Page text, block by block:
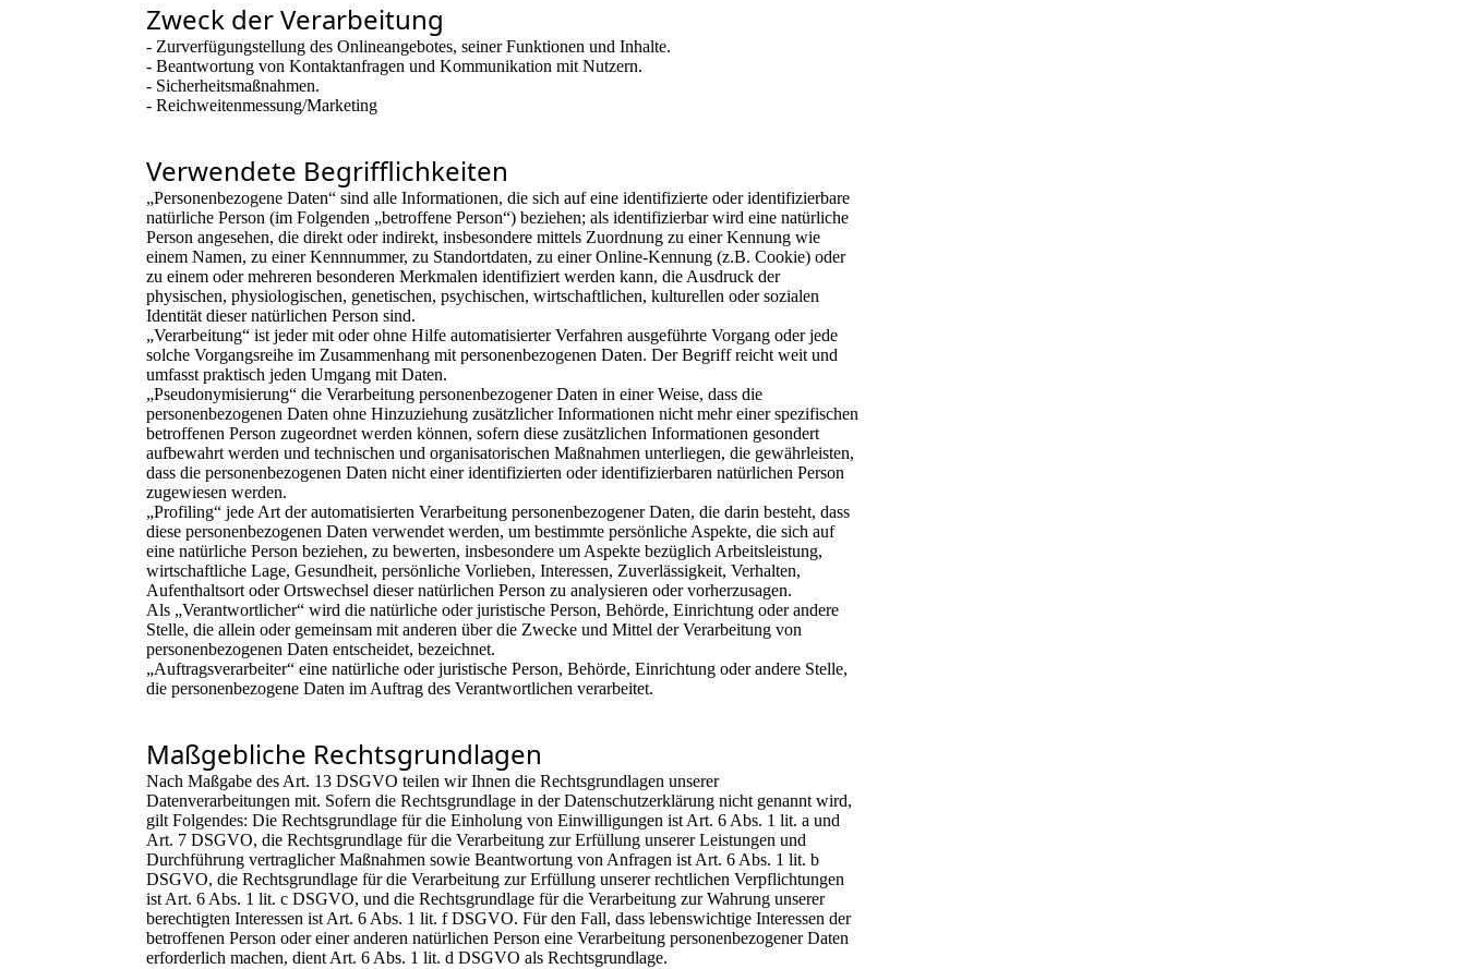
Zweck der Verarbeitung
- Zurverfügungstellung des Onlineangebotes, seiner Funktionen und Inhalte.
- Beantwortung von Kontaktanfragen und Kommunikation mit Nutzern.
- Sicherheitsmaßnahmen.
- Reichweitenmessung/Marketing
Verwendete Begrifflichkeiten
„Personenbezogene Daten“ sind alle Informationen, die sich auf eine identifizierte oder identifizierbare
natürliche Person (im Folgenden „betroffene Person“) beziehen; als identifizierbar wird eine natürliche
Person angesehen, die direkt oder indirekt, insbesondere mittels Zuordnung zu einer Kennung wie
einem Namen, zu einer Kennnummer, zu Standortdaten, zu einer Online-Kennung (z.B. Cookie) oder
zu einem oder mehreren besonderen Merkmalen identifiziert werden kann, die Ausdruck der
physischen, physiologischen, genetischen, psychischen, wirtschaftlichen, kulturellen oder sozialen
Identität dieser natürlichen Person sind.
„Verarbeitung“ ist jeder mit oder ohne Hilfe automatisierter Verfahren ausgeführte Vorgang oder jede
solche Vorgangsreihe im Zusammenhang mit personenbezogenen Daten. Der Begriff reicht weit und
umfasst praktisch jeden Umgang mit Daten.
„Pseudonymisierung“ die Verarbeitung personenbezogener Daten in einer Weise, dass die
personenbezogenen Daten ohne Hinzuziehung zusätzlicher Informationen nicht mehr einer spezifischen
betroffenen Person zugeordnet werden können, sofern diese zusätzlichen Informationen gesondert
aufbewahrt werden und technischen und organisatorischen Maßnahmen unterliegen, die gewährleisten,
dass die personenbezogenen Daten nicht einer identifizierten oder identifizierbaren natürlichen Person
zugewiesen werden.
„Profiling“ jede Art der automatisierten Verarbeitung personenbezogener Daten, die darin besteht, dass
diese personenbezogenen Daten verwendet werden, um bestimmte persönliche Aspekte, die sich auf
eine natürliche Person beziehen, zu bewerten, insbesondere um Aspekte bezüglich Arbeitsleistung,
wirtschaftliche Lage, Gesundheit, persönliche Vorlieben, Interessen, Zuverlässigkeit, Verhalten,
Aufenthaltsort oder Ortswechsel dieser natürlichen Person zu analysieren oder vorherzusagen.
Als „Verantwortlicher“ wird die natürliche oder juristische Person, Behörde, Einrichtung oder andere
Stelle, die allein oder gemeinsam mit anderen über die Zwecke und Mittel der Verarbeitung von
personenbezogenen Daten entscheidet, bezeichnet.
„Auftragsverarbeiter“ eine natürliche oder juristische Person, Behörde, Einrichtung oder andere Stelle,
die personenbezogene Daten im Auftrag des Verantwortlichen verarbeitet.
Maßgebliche Rechtsgrundlagen
Nach Maßgabe des Art. 13 DSGVO teilen wir Ihnen die Rechtsgrundlagen unserer
Datenverarbeitungen mit. Sofern die Rechtsgrundlage in der Datenschutzerklärung nicht genannt wird,
gilt Folgendes: Die Rechtsgrundlage für die Einholung von Einwilligungen ist Art. 6 Abs. 1 lit. a und
Art. 7 DSGVO, die Rechtsgrundlage für die Verarbeitung zur Erfüllung unserer Leistungen und
Durchführung vertraglicher Maßnahmen sowie Beantwortung von Anfragen ist Art. 6 Abs. 1 lit. b
DSGVO, die Rechtsgrundlage für die Verarbeitung zur Erfüllung unserer rechtlichen Verpflichtungen
ist Art. 6 Abs. 1 lit. c DSGVO, und die Rechtsgrundlage für die Verarbeitung zur Wahrung unserer
berechtigten Interessen ist Art. 6 Abs. 1 lit. f DSGVO. Für den Fall, dass lebenswichtige Interessen der
betroffenen Person oder einer anderen natürlichen Person eine Verarbeitung personenbezogener Daten
erforderlich machen, dient Art. 6 Abs. 1 lit. d DSGVO als Rechtsgrundlage.